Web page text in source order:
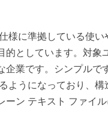
様に準拠している使
的としています。対象
企業です。シンプルで
ようになっており、
ーン テキスト ファイ